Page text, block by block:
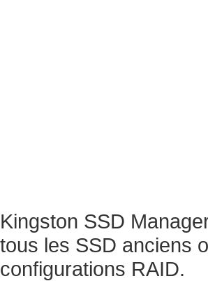
Kingston SSD
tous les SSD anciens
configurations RAID.